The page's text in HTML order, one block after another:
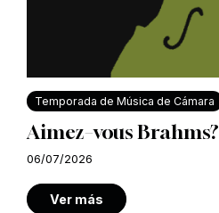
Temporada de Música de Cámara
Aimez–vous Brahms?
06/07/2026
Ver más